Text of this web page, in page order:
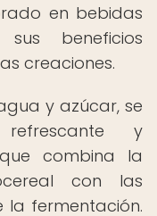
en bebidas
beneficios
creaciones.
y azúcar, se
y
combina la
con las
fermentación.